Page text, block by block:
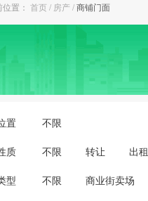
置： 首页 / 房产/商铺门面
置 不限
质 不限 转让 出租
型 不限 商业街卖场